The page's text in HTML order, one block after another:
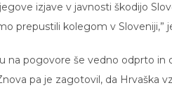
izjave v javnosti škodijo
prepustili kolegom v Sloveniji,”
na pogovore še vedno odprto
pa je zagotovil, da Hrvaška